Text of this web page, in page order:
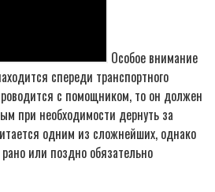
Особое внимание
спереди транспортного
с помощником, то он должен
при необходимости дернуть за
одним из сложнейших, однако
или поздно обязательно